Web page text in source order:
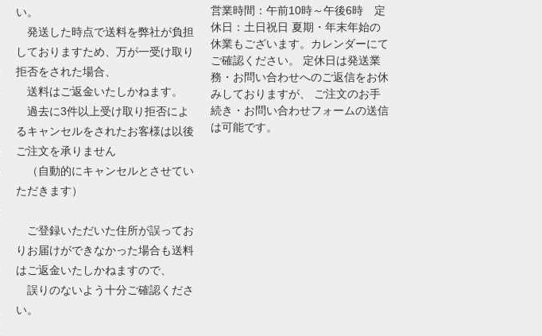
い。
発送した時点で送料を弊社が負担
しておりますため、万が一受け取り
拒否をされた場合、
送料はご返金いたしかねます。
過去に3件以上受け取り拒否によ
るキャンセルをされたお客様は以後
ご注文を承りません
（自動的にキャンセルとさせてい
ただきます）
ご登録いただいた住所が誤ってお
りお届けができなかった場合も送料
はご返金いたしかねますので、
誤りのないよう十分ご確認くださ
い。
営業時間：午前10時～午後6時 定
休日：土日祝日 夏期・年末年始の
休業もございます。カレンダーにて
ご確認ください。 定休日は発送業
務・お問い合わせへのご返信をお休
みしておりますが、 ご注文のお手
続き・お問い合わせフォームの送信
は可能です。